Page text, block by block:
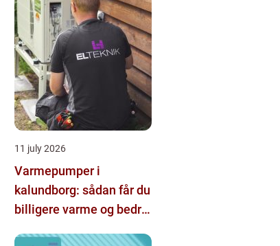
11 july 2026
Varmepumper i
kalundborg: sådan får du
billigere varme og bedre